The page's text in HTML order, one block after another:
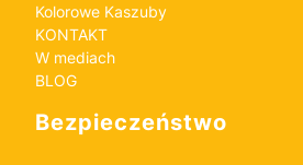
Kolorowe Kaszuby
KONTAKT
W mediach
BLOG
Bezpieczeństwo